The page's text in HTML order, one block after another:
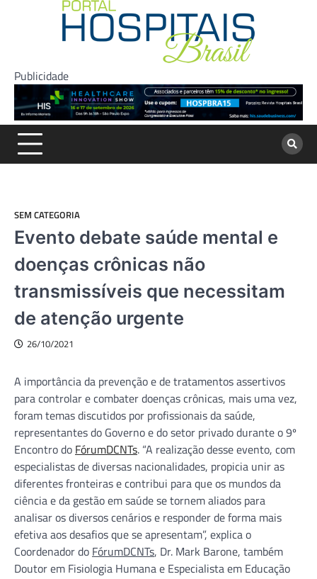
Publicidade
SEM CATEGORIA
Evento debate saúde mental e
doenças crônicas não
transmissíveis que necessitam
de atenção urgente
26/10/2021
A importância da prevenção e de tratamentos assertivos
para controlar e combater doenças crônicas, mais uma vez,
foram temas discutidos por profissionais da saúde,
representantes do Governo e do setor privado durante o 9º
Encontro do FórumDCNTs. “A realização desse evento, com
especialistas de diversas nacionalidades, propicia unir as
diferentes fronteiras e contribui para que os mundos da
ciência e da gestão em saúde se tornem aliados para
analisar os diversos cenários e responder de forma mais
efetiva aos desafios que se apresentam”, explica o
Coordenador do FórumDCNTs, Dr. Mark Barone, também
Doutor em Fisiologia Humana e Especialista em Educação